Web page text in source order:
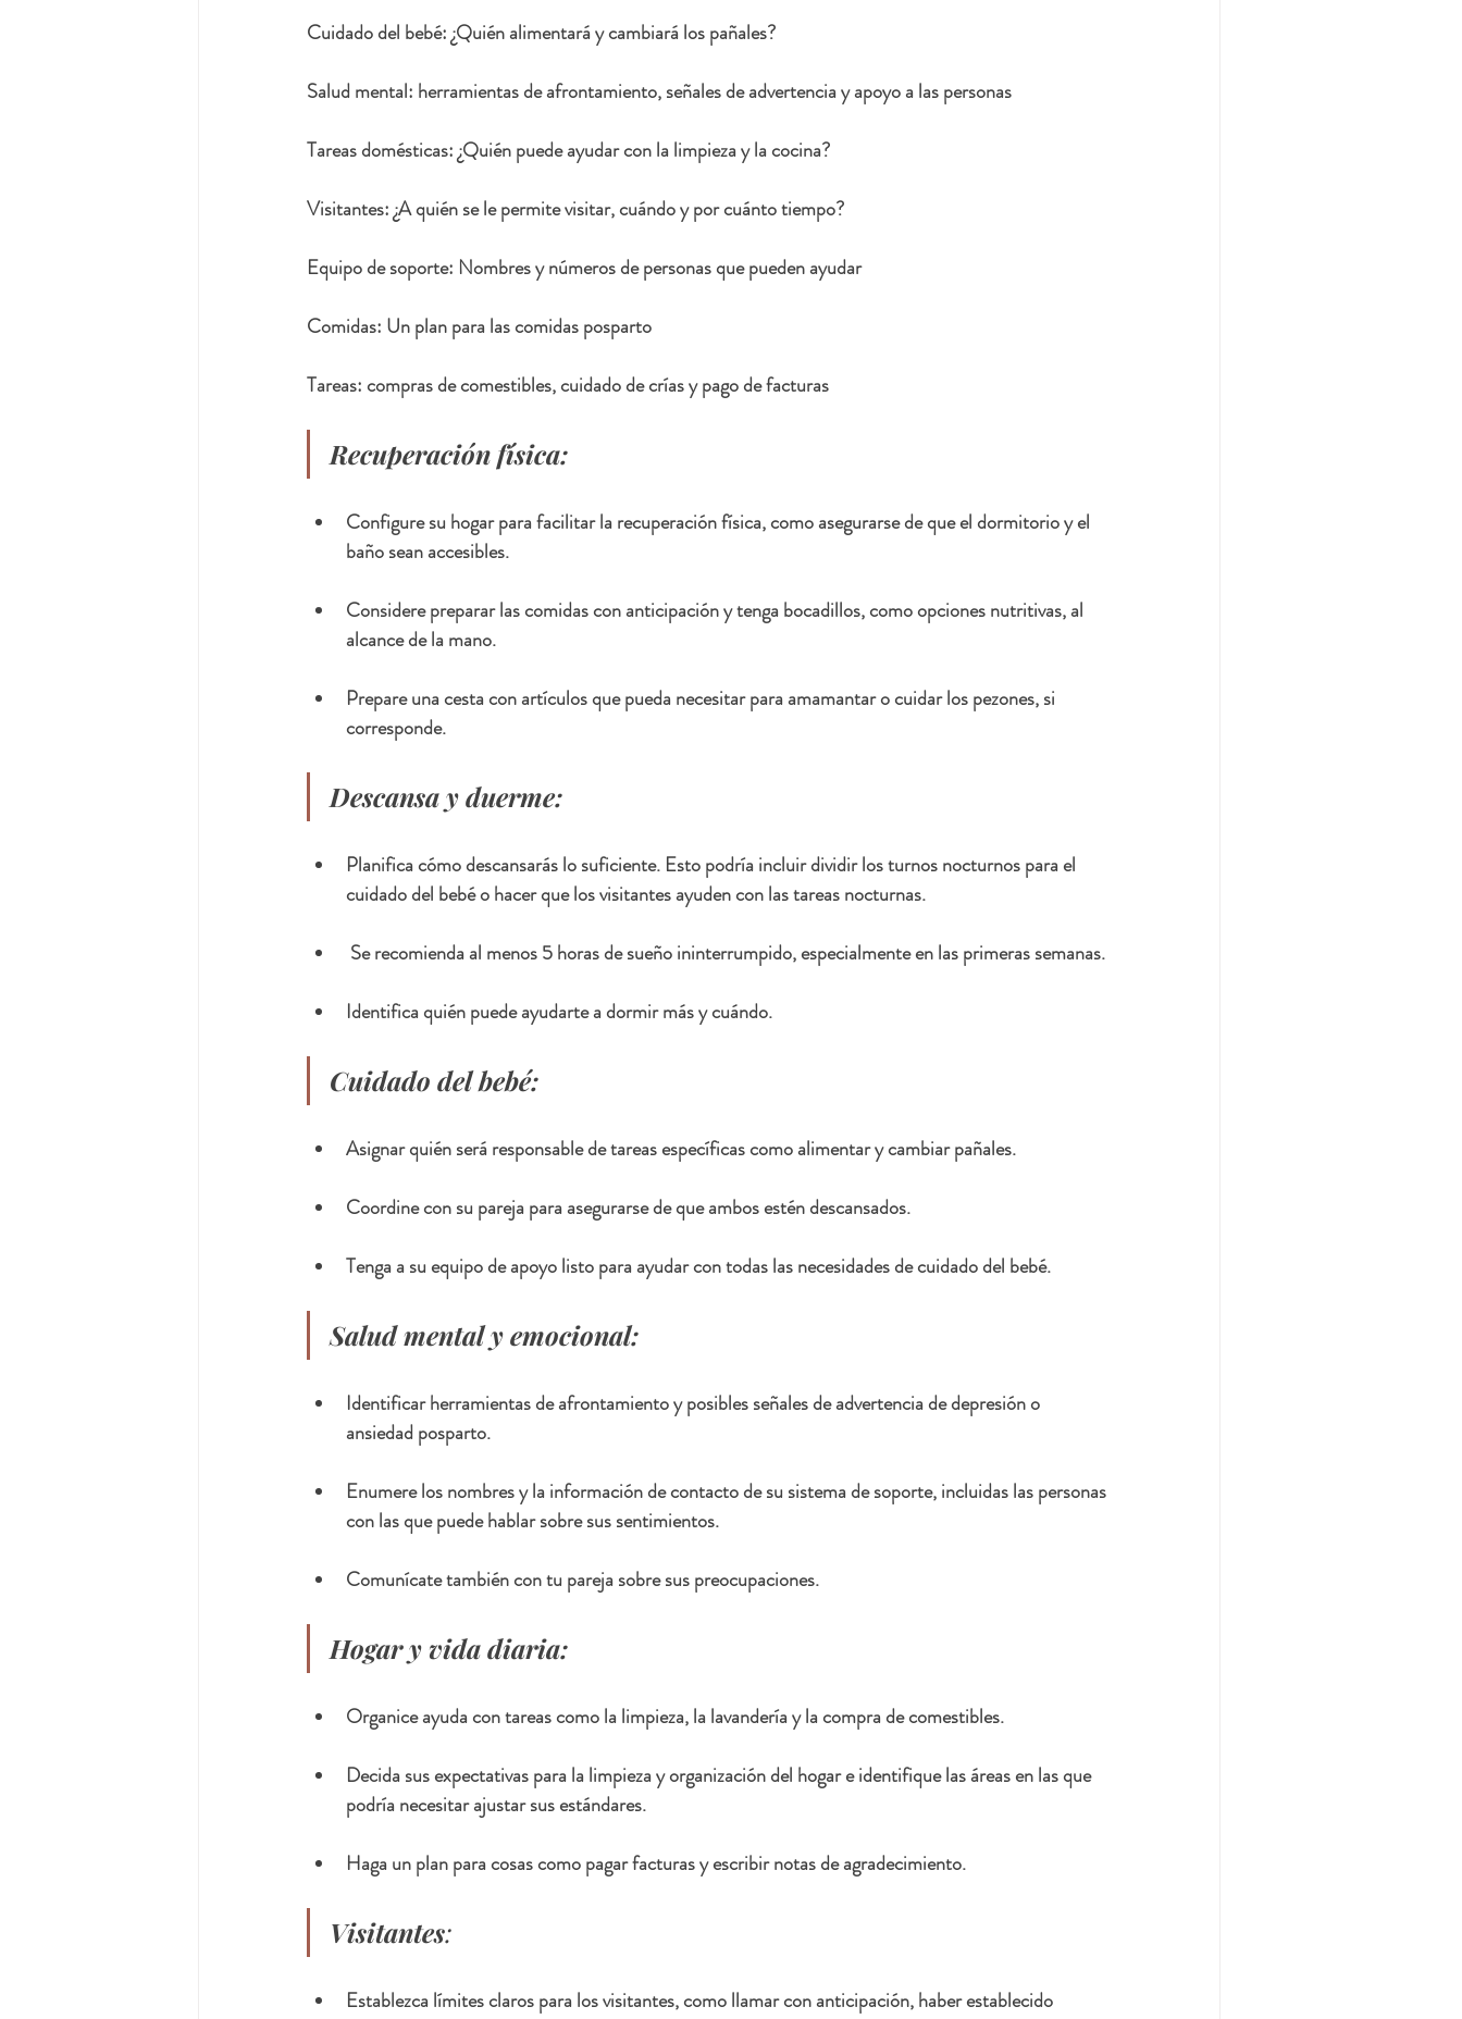
Cuidado del bebé: ¿Quién alimentará y cambiará los pañales?
Salud mental: herramientas de afrontamiento, señales de advertencia y apoyo a las personas
Tareas domésticas: ¿Quién puede ayudar con la limpieza y la cocina?
Visitantes: ¿A quién se le permite visitar, cuándo y por cuánto tiempo?
Equipo de soporte: Nombres y números de personas que pueden ayudar
Comidas: Un plan para las comidas posparto
Tareas: compras de comestibles, cuidado de crías y pago de facturas
Recuperación física:
Configure su hogar para facilitar la recuperación física, como asegurarse de que el dormitorio y el
baño sean accesibles.
Considere preparar las comidas con anticipación y tenga bocadillos, como opciones nutritivas, al
alcance de la mano.
Prepare una cesta con artículos que pueda necesitar para amamantar o cuidar los pezones, si
corresponde.
Descansa y duerme:
Planifica cómo descansarás lo suficiente. Esto podría incluir dividir los turnos nocturnos para el
cuidado del bebé o hacer que los visitantes ayuden con las tareas nocturnas.
Se recomienda al menos 5 horas de sueño ininterrumpido, especialmente en las primeras semanas.
Identifica quién puede ayudarte a dormir más y cuándo.
Cuidado del bebé:
Asignar quién será responsable de tareas específicas como alimentar y cambiar pañales.
Coordine con su pareja para asegurarse de que ambos estén descansados.
Tenga a su equipo de apoyo listo para ayudar con todas las necesidades de cuidado del bebé.
Salud mental y emocional:
Identificar herramientas de afrontamiento y posibles señales de advertencia de depresión o
ansiedad posparto.
Enumere los nombres y la información de contacto de su sistema de soporte, incluidas las personas
con las que puede hablar sobre sus sentimientos.
Comunícate también con tu pareja sobre sus preocupaciones.
Hogar y vida diaria:
Organice ayuda con tareas como la limpieza, la lavandería y la compra de comestibles.
Decida sus expectativas para la limpieza y organización del hogar e identifique las áreas en las que
podría necesitar ajustar sus estándares.
Haga un plan para cosas como pagar facturas y escribir notas de agradecimiento.
Visitantes:
Establezca límites claros para los visitantes, como llamar con anticipación, haber establecido